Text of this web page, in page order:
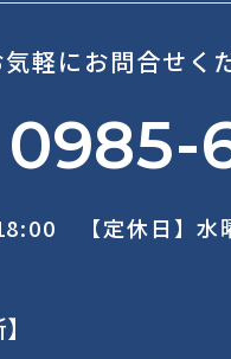
気軽にお問合せく
【定休日】水